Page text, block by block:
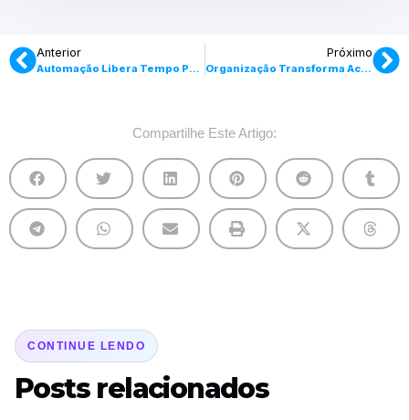
Anterior
Automação Libera Tempo Para Estratégia.
Próximo
Organização Transforma Acervo Em Ativo.
Compartilhe Este Artigo:
CONTINUE LENDO
Posts relacionados